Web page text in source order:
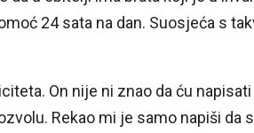
24 sata na dan. Suosjeća s
On nije ni znao da ću
Rekao mi je samo napiši da